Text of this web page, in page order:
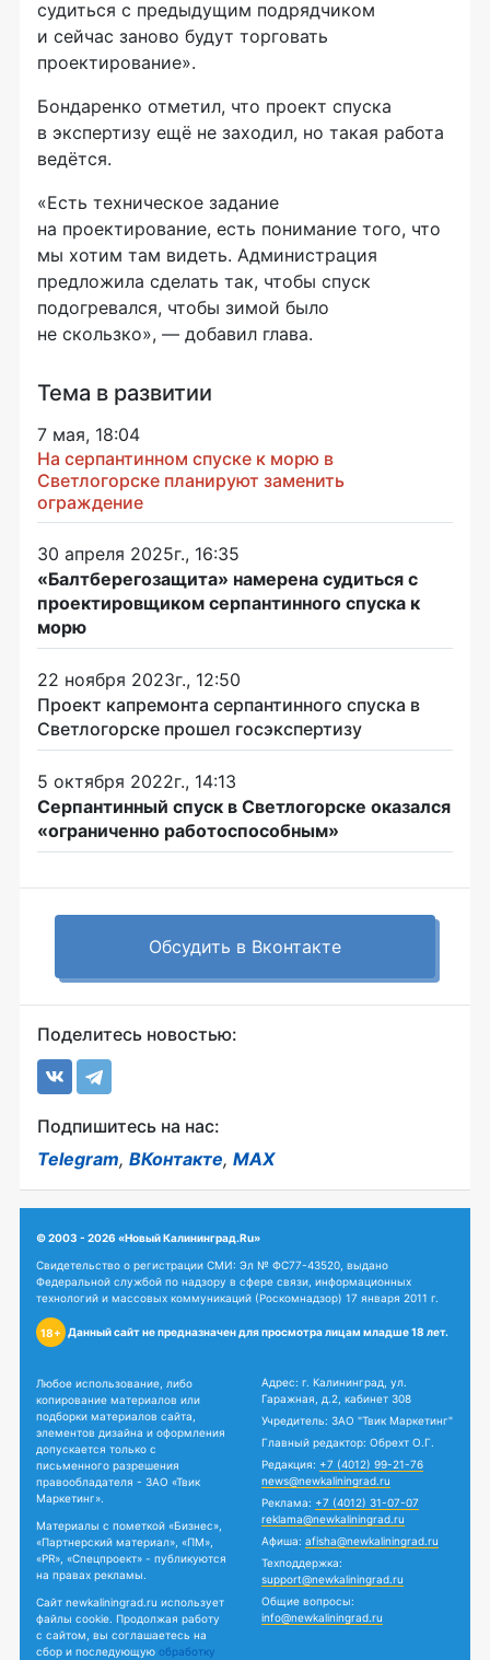
судиться с предыдущим подрядчиком
и сейчас заново будут торговать
проектирование».
Бондаренко отметил, что проект спуска
в экспертизу ещё не заходил, но такая работа
ведётся.
«Есть техническое задание
на проектирование, есть понимание того, что
мы хотим там видеть. Администрация
предложила сделать так, чтобы спуск
подогревался, чтобы зимой было
не скользко», — добавил глава.
Тема в развитии
7 мая, 18:04
На серпантинном спуске к морю в
Светлогорске планируют заменить
ограждение
30 апреля 2025г., 16:35
«Балтберегозащита» намерена судиться с
проектировщиком серпантинного спуска к
морю
22 ноября 2023г., 12:50
Проект капремонта серпантинного спуска в
Светлогорске прошел госэкспертизу
5 октября 2022г., 14:13
Серпантинный спуск в Светлогорске оказался
«ограниченно работоспособным»
Обсудить в Вконтакте
Поделитесь новостью:
Подпишитесь на нас:
Telegram, ВКонтакте, MAX
© 2003 - 2026 «Новый Калининград.Ru»
Свидетельство о регистрации СМИ: Эл № ФС77-43520, выдано
Федеральной службой по надзору в сфере связи, информационных
технологий и массовых коммуникаций (Роскомнадзор) 17 января 2011 г.
18+ Данный сайт не предназначен для просмотра лицам младше 18 лет.
Любое использование, либо
копирование материалов или
подборки материалов сайта,
элементов дизайна и оформления
допускается только с
письменного разрешения
правообладателя - ЗАО «Твик
Маркетинг».
Материалы с пометкой «Бизнес»,
«Партнерский материал», «ПМ»,
«PR», «Спецпроект» - публикуются
на правах рекламы.
Сайт newkaliningrad.ru использует
файлы cookie. Продолжая работу
с сайтом, вы соглашаетесь на
сбор и последующую обработку
Адрес: г. Калининград, ул.
Гаражная, д.2, кабинет 308
Учредитель: ЗАО "Твик Маркетинг"
Главный редактор: Обрехт О.Г.
Редакция: +7 (4012) 99-21-76
news@newkaliningrad.ru
Реклама: +7 (4012) 31-07-07
reklama@newkaliningrad.ru
Афиша: afisha@newkaliningrad.ru
Техподдержка:
support@newkaliningrad.ru
Общие вопросы:
info@newkaliningrad.ru